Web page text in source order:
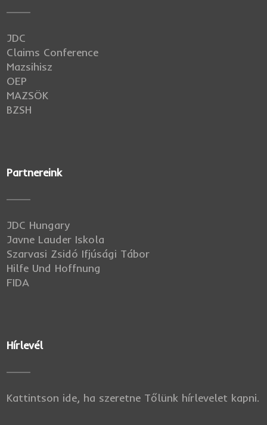
JDC
Claims Conference
Mazsihisz
OEP
MAZSÖK
BZSH
Partnereink
JDC Hungary
Javne Lauder Iskola
Szarvasi Zsidó Ifjúsági Tábor
Hilfe Und Hoffnung
FIDA
Hírlevél
Kattintson ide, ha szeretne Tőlünk hírlevelet kapni.